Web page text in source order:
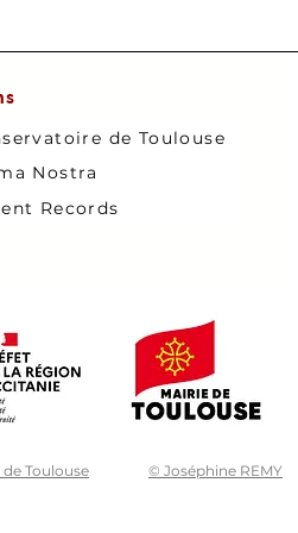
de Toulouse
Nostra
Records
Toulouse © Joséphine REMY